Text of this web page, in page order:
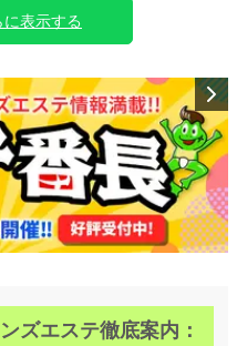
円
円
円
表示する
ズエステ徹底案内：